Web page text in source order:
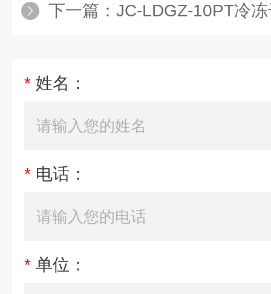
下一篇： JC-LDGZ-10PT冷
* 姓名：
* 电话：
* 单位：